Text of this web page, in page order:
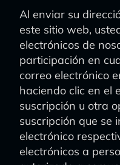
Al enviar su
este sitio web,
electrónicos de
participación en
correo electrónico
haciendo clic en el
suscripción u otra
suscripción que se
electrónico
electrónicos a